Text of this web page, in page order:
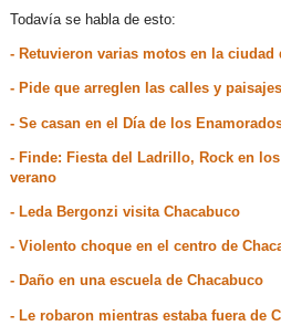
Todavía se habla de esto:
- Retuvieron varias motos en la ciudad
- Pide que arreglen las calles y
- Se casan en el Día de los
- Finde: Fiesta del Ladrillo, Rock en
verano
- Leda Bergonzi visita Chacabuco
- Violento choque en el centro de
- Daño en una escuela de Chacabuco
- Le robaron mientras estaba fuera de